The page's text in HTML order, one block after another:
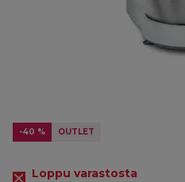
-40 % OUTLET
Loppu varastosta